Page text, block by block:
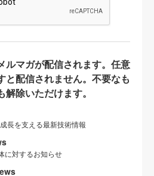
ルマガが配信されます。任意
と配信されません。不要なも
除いただけます。
長を支える最新技術情報
に対するお知らせ